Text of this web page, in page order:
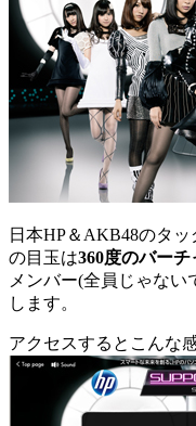
日本HP＆AKB48のタ
の目玉は360度のバー
メンバー(全員じゃない
します。
アクセスするとこんな